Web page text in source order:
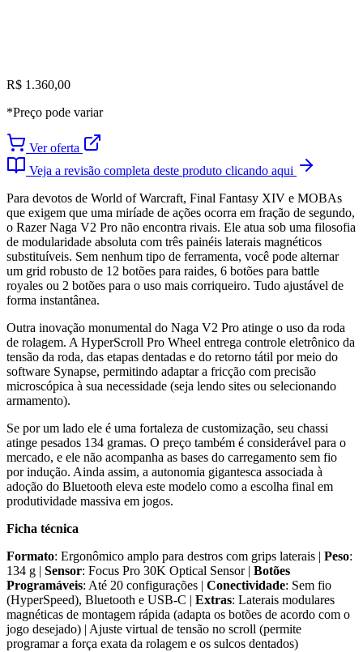
R$ 1.360,00
*Preço pode variar
Ver oferta
Veja a revisão completa deste produto clicando aqui
Para devotos de World of Warcraft, Final Fantasy XIV e MOBAs
que exigem que uma miríade de ações ocorra em fração de segundo,
o Razer Naga V2 Pro não encontra rivais. Ele atua sob uma filosofia
de modularidade absoluta com três painéis laterais magnéticos
substituíveis. Sem nenhum tipo de ferramenta, você pode alternar
um grid robusto de 12 botões para raides, 6 botões para battle
royales ou 2 botões para o uso mais corriqueiro. Tudo ajustável de
forma instantânea.
Outra inovação monumental do Naga V2 Pro atinge o uso da roda
de rolagem. A HyperScroll Pro Wheel entrega controle eletrônico da
tensão da roda, das etapas dentadas e do retorno tátil por meio do
software Synapse, permitindo adaptar a fricção com precisão
microscópica à sua necessidade (seja lendo sites ou selecionando
armamento).
Se por um lado ele é uma fortaleza de customização, seu chassi
atinge pesados 134 gramas. O preço também é considerável para o
mercado, e ele não acompanha as bases do carregamento sem fio
por indução. Ainda assim, a autonomia gigantesca associada à
adoção do Bluetooth eleva este modelo como a escolha final em
produtividade massiva em jogos.
Ficha técnica
Formato: Ergonômico amplo para destros com grips laterais | Peso:
134 g | Sensor: Focus Pro 30K Optical Sensor | Botões
Programáveis: Até 20 configurações | Conectividade: Sem fio
(HyperSpeed), Bluetooth e USB-C | Extras: Laterais modulares
magnéticas de montagem rápida (adapta os botões de acordo com o
jogo desejado) | Ajuste virtual de tensão no scroll (permite
programar a força exata da rolagem e os sulcos dentados)